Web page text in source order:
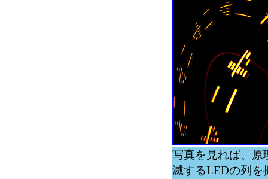
写真を見れば、原
滅するLEDの列を